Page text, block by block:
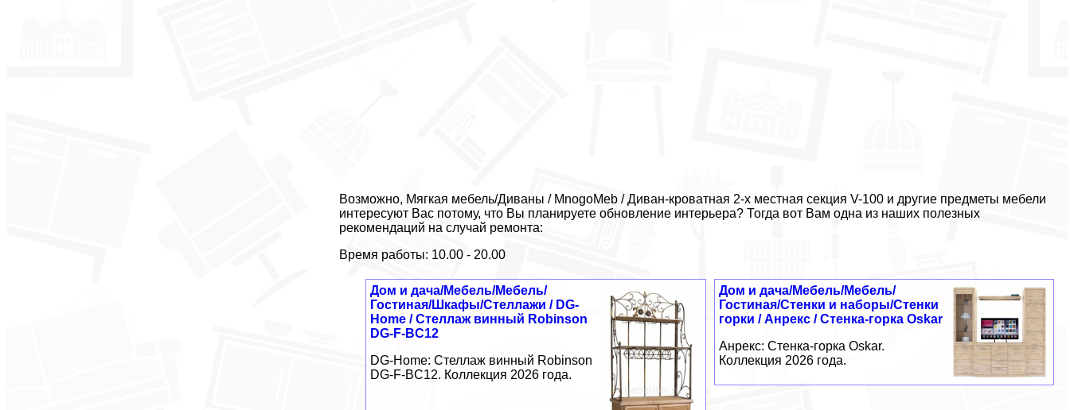
Возможно, Мягкая мебель/Диваны / MnogoMeb / Диван-кроватная 2-х местная секция V-100 и другие предметы мебели
интересуют Вас потому, что Вы планируете обновление интерьера? Тогда вот Вам одна из наших полезных
рекомендаций на случай ремонта:
Время работы: 10.00 - 20.00
Дом и дача/Мебель/Мебель/
Гостиная/Стенки и наборы/Стенки
горки / Анрекс / Стенка-горка Oskar
Анрекс: Стенка-горка Oskar.
Коллекция 2026 года.
Дом и дача/Мебель/Мебель/
Гостиная/Шкафы/Стеллажи / DG-
Home / Стеллаж винный Robinson
DG-F-BC12
DG-Home: Стеллаж винный Robinson
DG-F-BC12. Коллекция 2026 года.